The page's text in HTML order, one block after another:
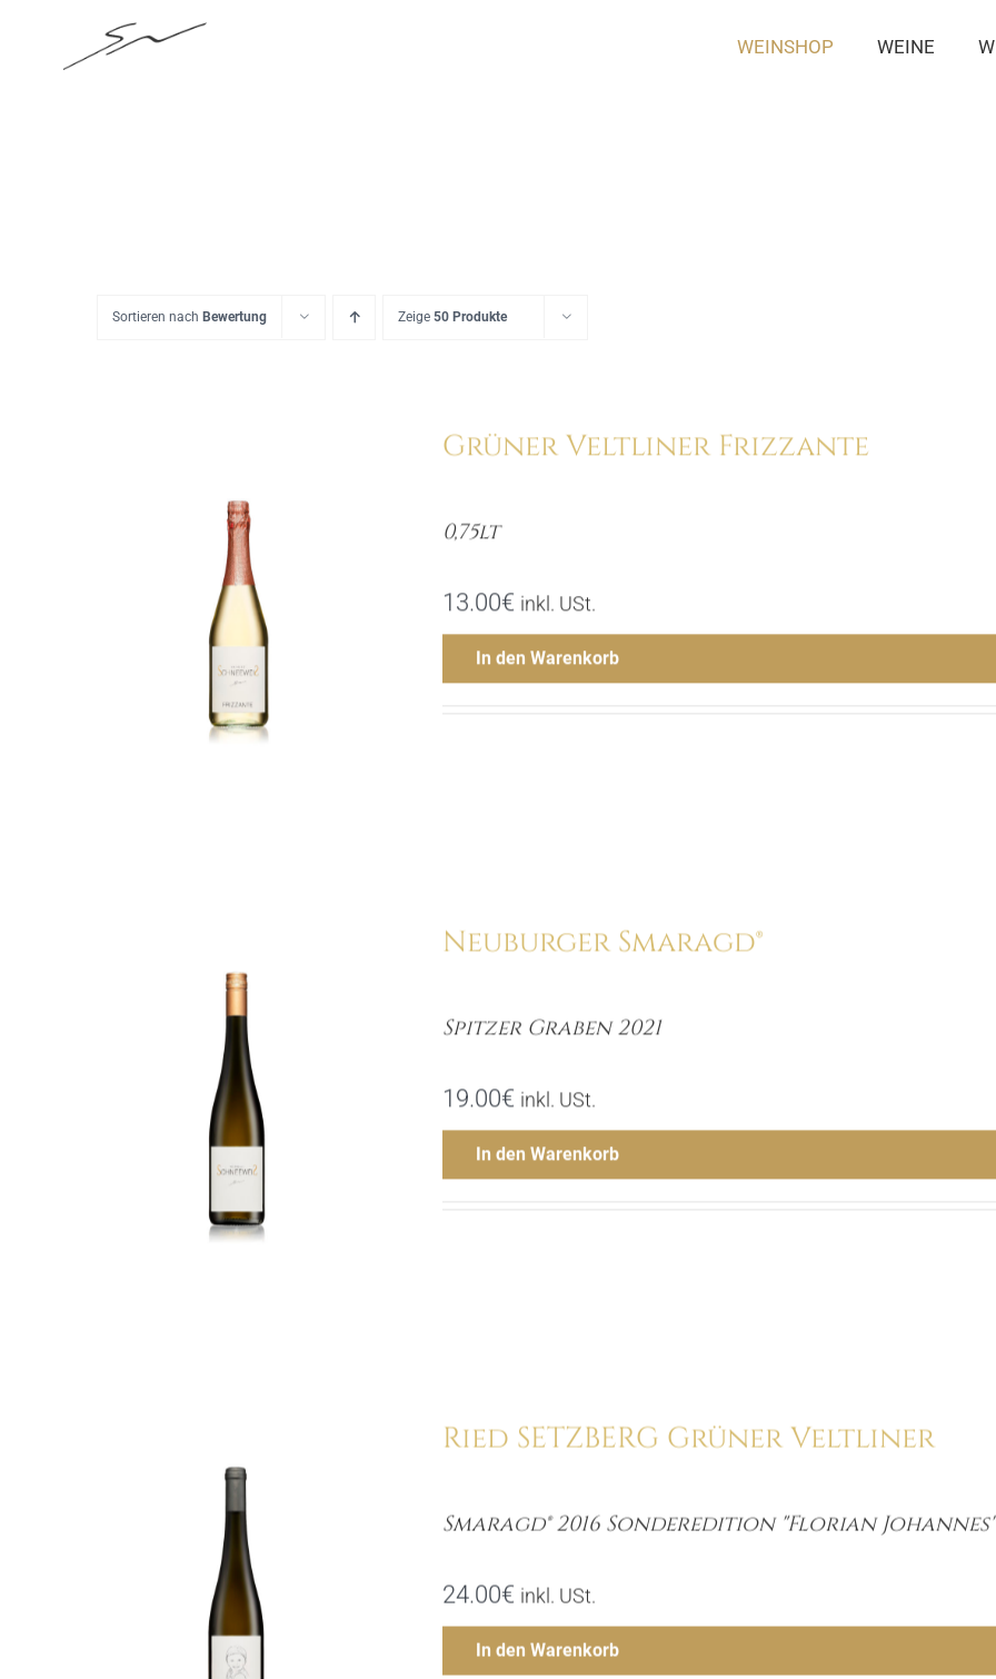
WEINSHOP WEINE
Sortieren nach Bewertung Zeige 50 Produkte
Grüner Veltliner Frizzante
0,75lt
13.00€ inkl. USt.
In den Warenkorb
Neuburger Smaragd®
Spitzer Graben 2021
19.00€ inkl. USt.
In den Warenkorb
Ried SETZBERG Grüner Veltliner
Smaragd® 2016 Sonderedition "Florian Johannes"
24.00€ inkl. USt.
In den Warenkorb